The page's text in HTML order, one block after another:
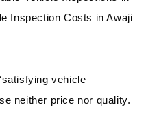
Inspection Costs in Awaji
vehicle
neither price nor quality.